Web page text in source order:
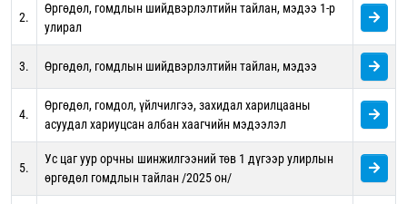
2.
Өргөдөл, гомдлын шийдвэрлэлтийн тайлан, мэдээ 1-р
улирал
3. Өргөдөл, гомдлын шийдвэрлэлтийн тайлан, мэдээ
4.
Өргөдөл, гомдол, үйлчилгээ, захидал харилцааны
асуудал хариуцсан албан хаагчийн мэдээлэл
5.
Ус цаг уур орчны шинжилгээний төв 1 дүгээр улирлын
өргөдөл гомдлын тайлан /2025 он/